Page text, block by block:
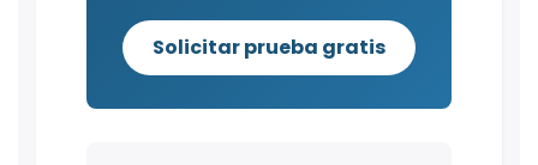
Solicitar prueba gratis